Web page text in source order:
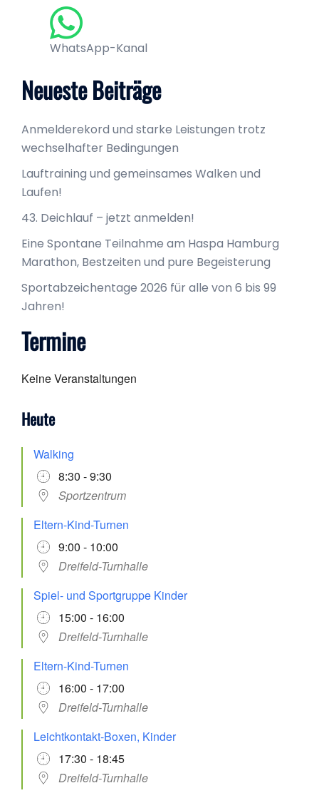
WhatsApp-Kanal
Neueste Beiträge
Anmelderekord und starke Leistungen trotz
wechselhafter Bedingungen
Lauftraining und gemeinsames Walken und
Laufen!
43. Deichlauf – jetzt anmelden!
Eine Spontane Teilnahme am Haspa Hamburg
Marathon, Bestzeiten und pure Begeisterung
Sportabzeichentage 2026 für alle von 6 bis 99
Jahren!
Termine
Keine Veranstaltungen
Heute
Walking
8:30 - 9:30
Sportzentrum
Eltern-Kind-Turnen
9:00 - 10:00
Dreifeld-Turnhalle
Spiel- und Sportgruppe Kinder
15:00 - 16:00
Dreifeld-Turnhalle
Eltern-Kind-Turnen
16:00 - 17:00
Dreifeld-Turnhalle
Leichtkontakt-Boxen, Kinder
17:30 - 18:45
Dreifeld-Turnhalle